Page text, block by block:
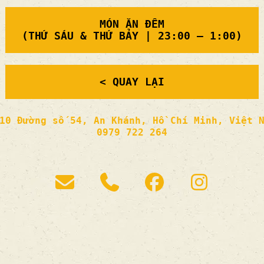
MÓN ĂN ĐÊM
(THỨ SÁU & THỨ BẢY | 23:00 – 1:00)
< QUAY LẠI
Đường số 54, An Khánh, Hồ Chí Minh, Việt
0979 722 264